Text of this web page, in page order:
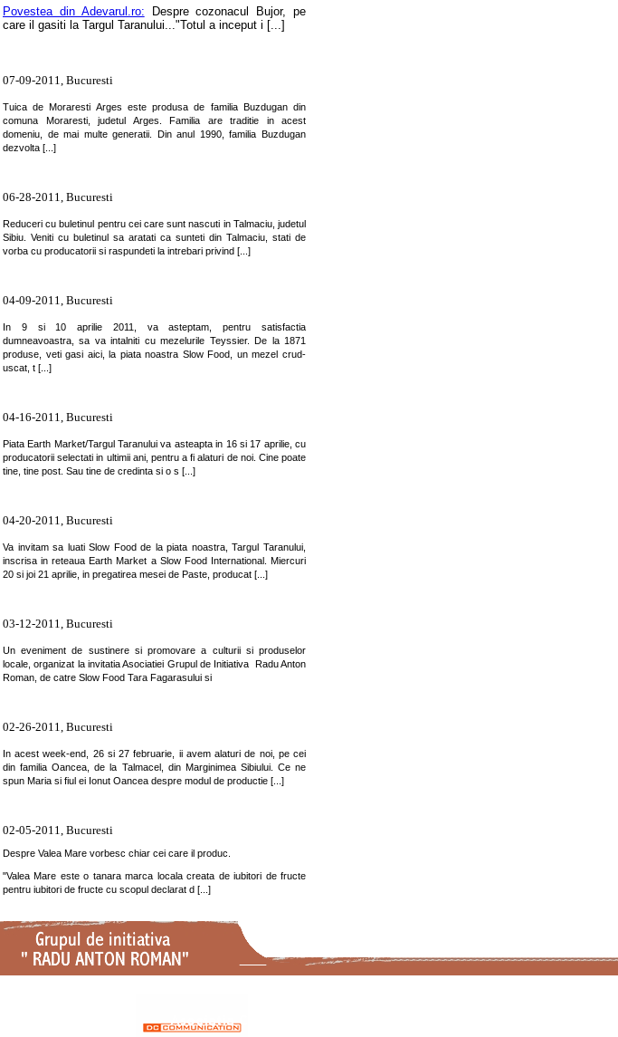
Povestea din Adevarul.ro: Despre cozonacul Bujor, pe
care il gasiti la Targul Taranului..."Totul a inceput i [...]
07-09-2011, Bucuresti
Tuica de Moraresti Arges este produsa de familia Buzdugan din
comuna Moraresti, judetul Arges. Familia are traditie in acest
domeniu, de mai multe generatii. Din anul 1990, familia Buzdugan
dezvolta [...]
06-28-2011, Bucuresti
Reduceri cu buletinul pentru cei care sunt nascuti in Talmaciu, judetul
Sibiu. Veniti cu buletinul sa aratati ca sunteti din Talmaciu, stati de
vorba cu producatorii si raspundeti la intrebari privind [...]
04-09-2011, Bucuresti
In 9 si 10 aprilie 2011, va asteptam, pentru satisfactia
dumneavoastra, sa va intalniti cu mezelurile Teyssier. De la 1871
produse, veti gasi aici, la piata noastra Slow Food, un mezel crud-
uscat, t [...]
04-16-2011, Bucuresti
Piata Earth Market/Targul Taranului va asteapta in 16 si 17 aprilie, cu
producatorii selectati in ultimii ani, pentru a fi alaturi de noi. Cine poate
tine, tine post. Sau tine de credinta si o s [...]
04-20-2011, Bucuresti
Va invitam sa luati Slow Food de la piata noastra, Targul Taranului,
inscrisa in reteaua Earth Market a Slow Food International. Miercuri
20 si joi 21 aprilie, in pregatirea mesei de Paste, producat [...]
03-12-2011, Bucuresti
Un eveniment de sustinere si promovare a culturii si produselor
locale, organizat la invitatia Asociatiei Grupul de Initiativa Radu Anton
Roman, de catre Slow Food Tara Fagarasului si
02-26-2011, Bucuresti
In acest week-end, 26 si 27 februarie, ii avem alaturi de noi, pe cei
din familia Oancea, de la Talmacel, din Marginimea Sibiului. Ce ne
spun Maria si fiul ei Ionut Oancea despre modul de productie [...]
02-05-2011, Bucuresti
Despre Valea Mare vorbesc chiar cei care il produc.
"Valea Mare este o tanara marca locala creata de iubitori de fructe
pentru iubitori de fructe cu scopul declarat d [...]